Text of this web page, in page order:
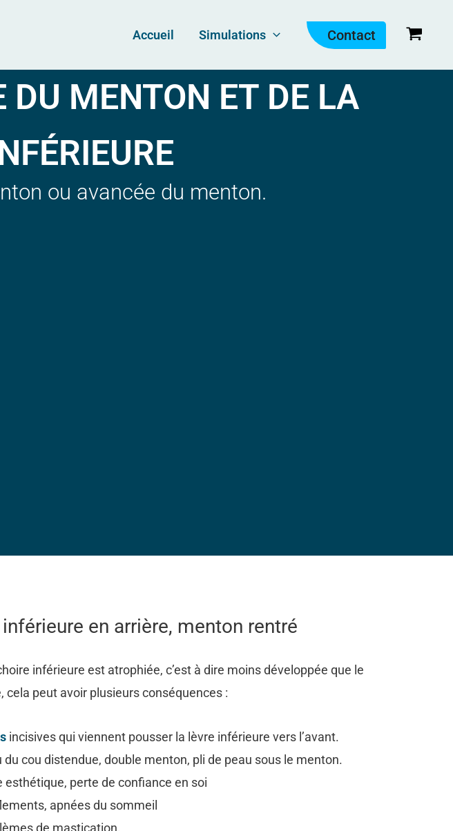
Accueil Simulations Contact
MENTON ET DE LA
ou avancée du menton.
en arrière, menton rentré
inférieure est atrophiée, c’est à dire moins développée que le
cela peut avoir plusieurs conséquences :
incisives qui viennent pousser la lèvre inférieure vers l’avant.
du cou distendue, double menton, pli de peau sous le menton.
esthétique, perte de confiance en soi
apnées du sommeil
de mastication.